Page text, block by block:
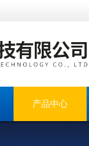
产品中心